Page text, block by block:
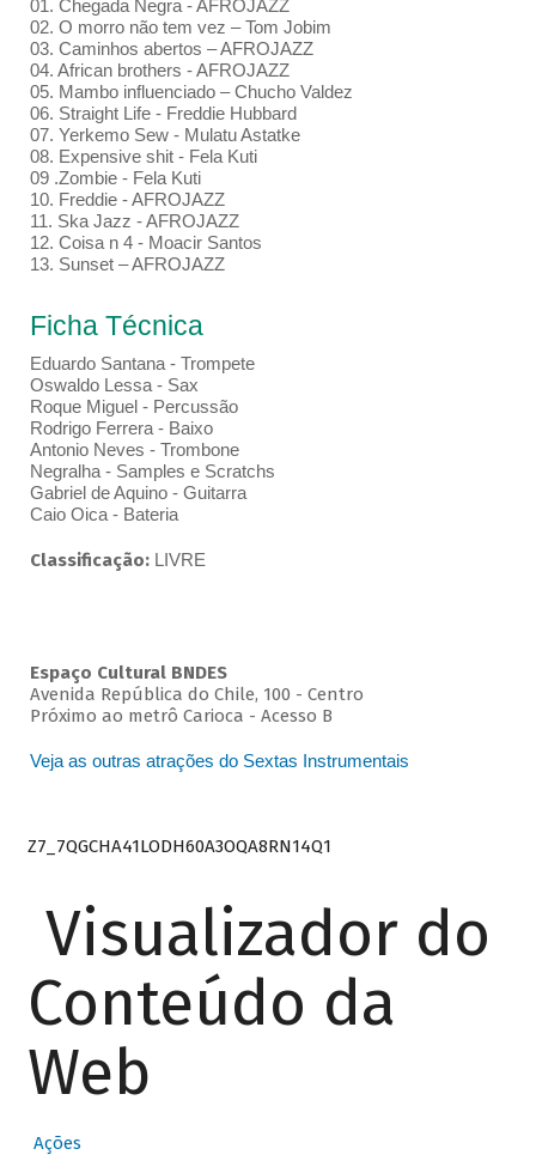
01. Chegada Negra - AFROJAZZ
02. O morro não tem vez – Tom Jobim
03. Caminhos abertos – AFROJAZZ
04. African brothers - AFROJAZZ
05. Mambo influenciado – Chucho Valdez
06. Straight Life - Freddie Hubbard
07. Yerkemo Sew - Mulatu Astatke
08. Expensive shit - Fela Kuti
09 .Zombie - Fela Kuti
10. Freddie - AFROJAZZ
11. Ska Jazz - AFROJAZZ
12. Coisa n 4 - Moacir Santos
13. Sunset – AFROJAZZ
Ficha Técnica
Eduardo Santana - Trompete
Oswaldo Lessa - Sax
Roque Miguel - Percussão
Rodrigo Ferrera - Baixo
Antonio Neves - Trombone
Negralha - Samples e Scratchs
Gabriel de Aquino - Guitarra
Caio Oica - Bateria
Classificação: LIVRE
Espaço Cultural BNDES
Avenida República do Chile, 100 - Centro
Próximo ao metrô Carioca - Acesso B
Veja as outras atrações do Sextas Instrumentais
Z7_7QGCHA41LODH60A3OQA8RN14Q1
Visualizador do
Conteúdo da
Web
Ações